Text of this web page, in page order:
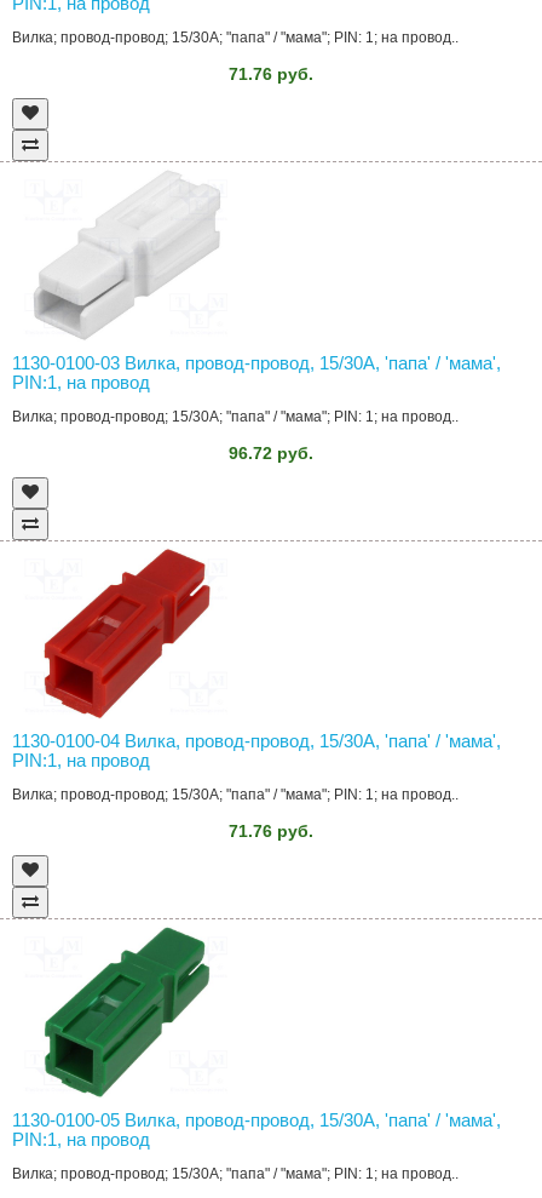
Вилка; провод-провод; 15/30A; "папа" / "мама"; PIN: 1; на провод..
71.76 руб.
1130-0100-03 Вилка, провод-провод, 15/30A, 'папа' / 'мама',
PIN:1, на провод
Вилка; провод-провод; 15/30A; "папа" / "мама"; PIN: 1; на провод..
96.72 руб.
1130-0100-04 Вилка, провод-провод, 15/30A, 'папа' / 'мама',
PIN:1, на провод
Вилка; провод-провод; 15/30A; "папа" / "мама"; PIN: 1; на провод..
71.76 руб.
1130-0100-05 Вилка, провод-провод, 15/30A, 'папа' / 'мама',
PIN:1, на провод
Вилка; провод-провод; 15/30A; "папа" / "мама"; PIN: 1; на провод..